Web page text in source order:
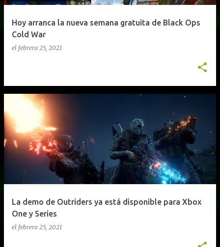
Hoy arranca la nueva semana gratuita de Black Ops
Cold War
el febrero 25, 2021
La demo de Outriders ya está disponible para Xbox
One y Series
el febrero 25, 2021